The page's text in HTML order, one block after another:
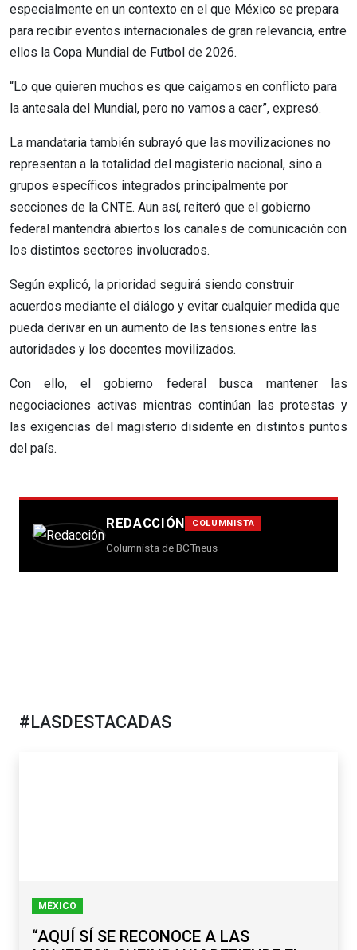
especialmente en un contexto en el que México se prepara
para recibir eventos internacionales de gran relevancia, entre
ellos la Copa Mundial de Futbol de 2026.
“Lo que quieren muchos es que caigamos en conflicto para
la antesala del Mundial, pero no vamos a caer”, expresó.
La mandataria también subrayó que las movilizaciones no
representan a la totalidad del magisterio nacional, sino a
grupos específicos integrados principalmente por
secciones de la CNTE. Aun así, reiteró que el gobierno
federal mantendrá abiertos los canales de comunicación con
los distintos sectores involucrados.
Según explicó, la prioridad seguirá siendo construir
acuerdos mediante el diálogo y evitar cualquier medida que
pueda derivar en un aumento de las tensiones entre las
autoridades y los docentes movilizados.
Con ello, el gobierno federal busca mantener las
negociaciones activas mientras continúan las protestas y
las exigencias del magisterio disidente en distintos puntos
del país.
REDACCIÓN COLUMNISTA
Columnista de BCTneus
#LASDESTACADAS
MÉXICO
“AQUÍ SÍ SE RECONOCE A LAS